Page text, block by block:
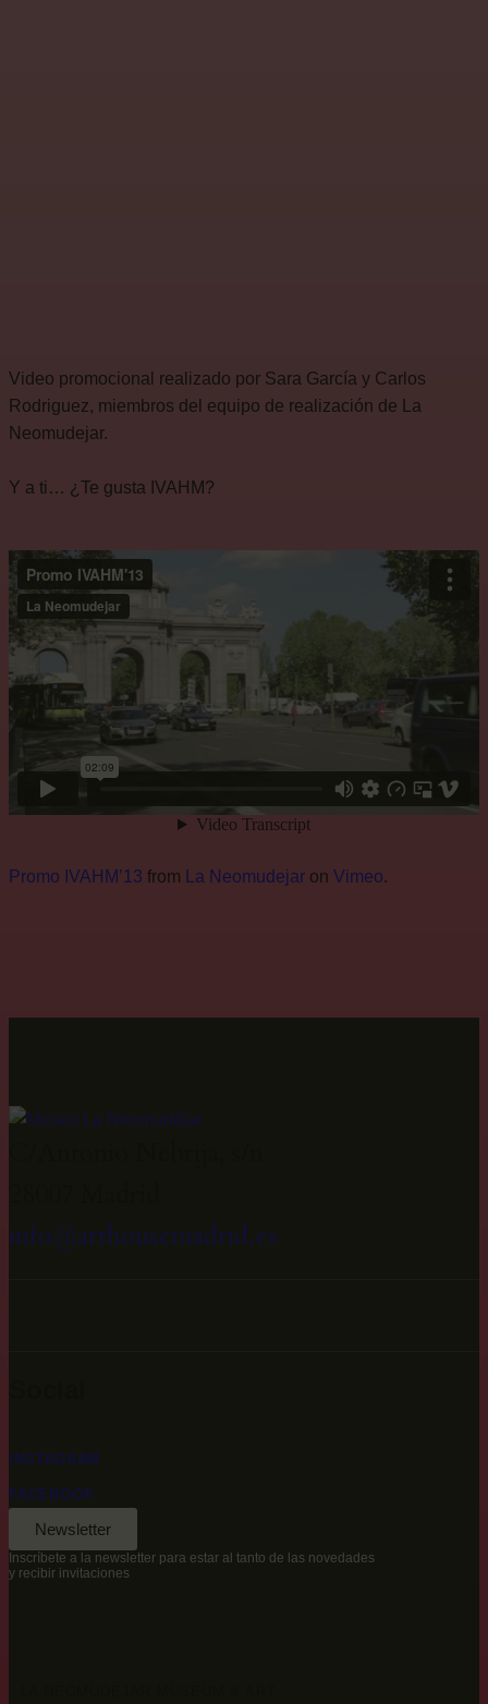
Video promocional realizado por Sara García y Carlos
Rodriguez, miembros del equipo de realización de La
Neomudejar.
Y a ti… ¿Te gusta IVAHM?
Promo IVAHM’13 from La Neomudejar on Vimeo.
info@arthousemadrid.es
INSTAGRAM
FACEBOOK
Newsletter
Inscríbete a la newsletter para estar al tanto de las novedades
y recibir invitaciones